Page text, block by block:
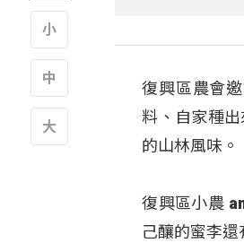
復興區農會
料、自家種
的山林風味。
復興區小農
己釀的蜜李還